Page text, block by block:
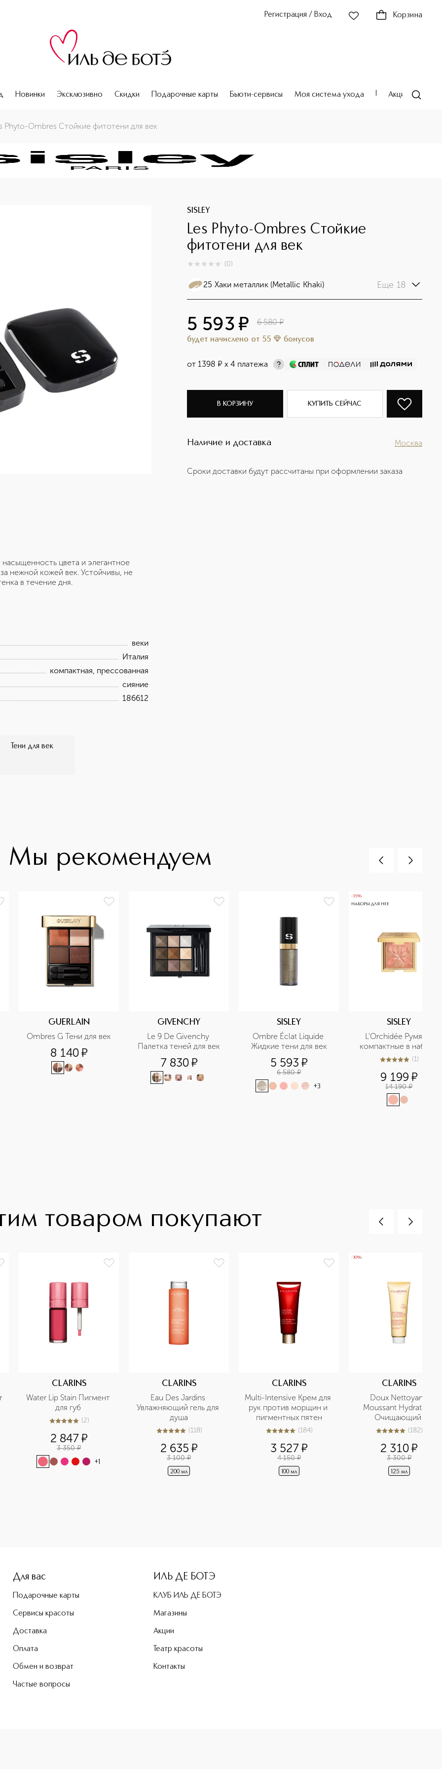
Регистрация / Вход Корзина
Новинки Эксклюзивно Скидки Подарочные карты Бьюти-сервисы Моя система ухода Акции
Phyto-Ombres Стойкие фитотени для век
SISLEY
Les Phyto-Ombres Стойкие
фитотени для век
0из 0 (0)
25 Хаки металлик (Metallic Khaki) Еще 18
5 593 ¤ 6 580 ¤
будет начислено от 55 бонусов
от 1398 ¤ х 4 платежа
В КОРЗИНУ КУПИТЬ СЕЙЧАС
Наличие и доставка Москва
Сроки доставки будут рассчитаны при оформлении заказа
цвета и элегантное
нежной кожей век. Устойчивы, не
в течение дня.
веки
Италия
компактная, прессованная
сияние
186612
Тени для век
Мы рекомендуем
GUERLAIN
Ombres G Тени для век
8 140¤
GIVENCHY
Le 9 De Givenchy
Палетка теней для век
7 830¤
SISLEY
Ombre Éclat Liquide
Жидкие тени для век
5 593 ¤
6 580 ¤
+3
-35%
НАБОРЫ ДЛЯ НЕЕ
SISLEY
L'Orchidée Румяна
компактные в наборе
5из 51 (1)
9 199 ¤
14 190 ¤
товаром покупают
CLARINS
Water Lip Stain Пигмент
для губ
5из 52 (2)
2 847¤
3 350 ¤
+1
CLARINS
Eau Des Jardins
Увлажняющий гель для
душа
5из 5118 (118)
2 635 ¤
3 100 ¤
200 мл
CLARINS
Multi-Intensive Крем для
рук против морщин и
пигментных пятен
5из 5184 (184)
3 527¤
4 150 ¤
100 мл
-30%
CLARINS
Doux Nettoyant
Moussant Hydratant
Очищающий
пенящийся крем для
кожи
5из 5182 (182)
2 310¤
3 300 ¤
125 мл
Для вас
Подарочные карты
Сервисы красоты
Доставка
Оплата
Обмен и возврат
Частые вопросы
ИЛЬ ДЕ БОТЭ
КЛУБ ИЛЬ ДЕ БОТЭ
Магазины
Акции
Театр красоты
Контакты